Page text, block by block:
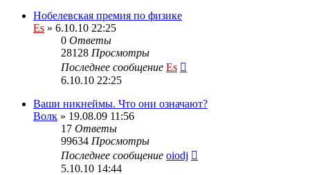
Нобелевская премия по физике
Es » 6.10.10 22:25
0 Ответы
28128 Просмотры
Последнее сообщение Es
6.10.10 22:25
Ваши никнеймы. Что они означают?
Волк » 19.08.09 11:56
17 Ответы
99634 Просмотры
Последнее сообщение oiodj
5.10.10 14:44